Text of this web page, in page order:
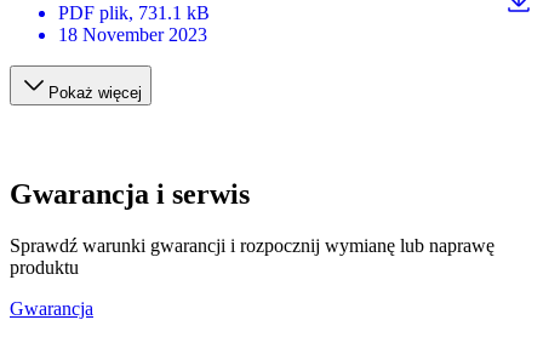
PDF plik, 731.1 kB
18 November 2023
Pokaż więcej
Gwarancja i serwis
Sprawdź warunki gwarancji i rozpocznij wymianę lub naprawę
produktu
Gwarancja